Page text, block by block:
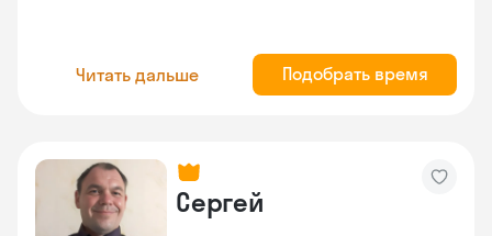
Читать дальше Подобрать время
Сергей